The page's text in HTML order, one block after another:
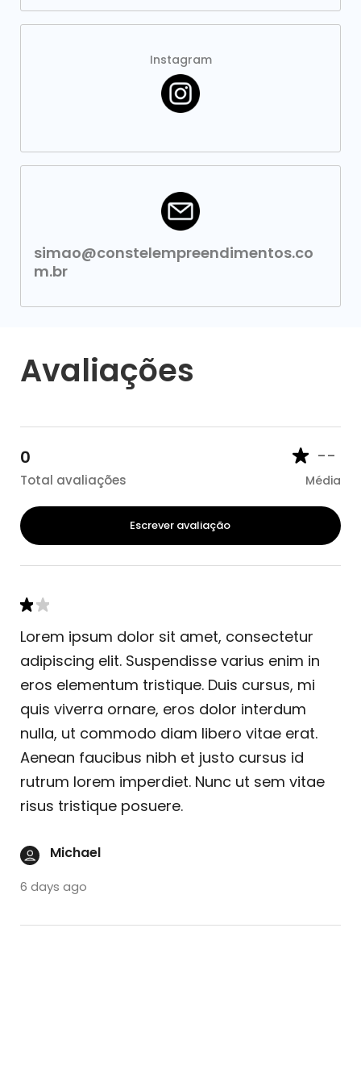
Instagram
simao@constelempreendimentos.co
m.br
Avaliações
0
Total avaliações
--
Média
Escrever avaliação
Lorem ipsum dolor sit amet, consectetur
adipiscing elit. Suspendisse varius enim in
eros elementum tristique. Duis cursus, mi
quis viverra ornare, eros dolor interdum
nulla, ut commodo diam libero vitae erat.
Aenean faucibus nibh et justo cursus id
rutrum lorem imperdiet. Nunc ut sem vitae
risus tristique posuere.
Michael
6 days ago